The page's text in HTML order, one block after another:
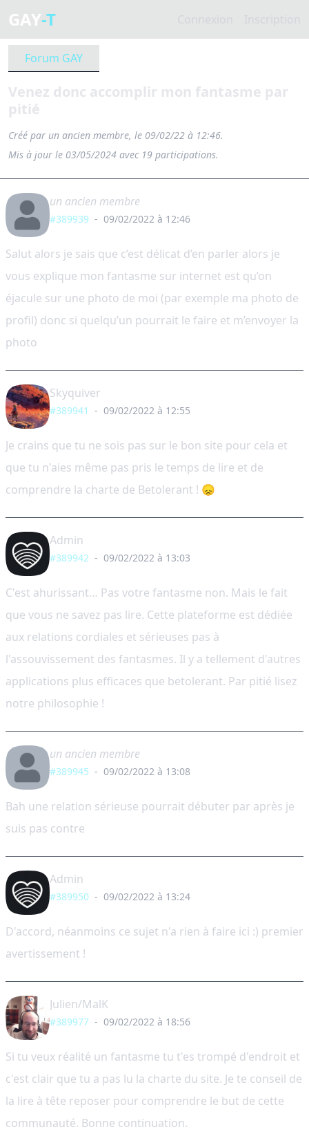
GAY-T
Forum GAY
Venez donc accomplir mon fantasme par
pitié
Créé par un ancien membre, le 09/02/22 à 12:46.
Mis à jour le 03/05/2024 avec 19 participations.
un ancien membre
#389939 - 09/02/2022 à 12:46
Salut alors je sais que c’est délicat d’en parler alors je
vous explique mon fantasme sur internet est qu’on
éjacule sur une photo de moi (par exemple ma photo de
profil) donc si quelqu’un pourrait le faire et m’envoyer la
photo
Skyquiver
#389941 - 09/02/2022 à 12:55
Je crains que tu ne sois pas sur le bon site pour cela et
que tu n'aies même pas pris le temps de lire et de
comprendre la charte de Betolerant ! 😞
Admin
#389942 - 09/02/2022 à 13:03
C'est ahurissant… Pas votre fantasme non. Mais le fait
que vous ne savez pas lire. Cette plateforme est dédiée
aux relations cordiales et sérieuses pas à
l'assouvissement des fantasmes. Il y a tellement d'autres
applications plus efficaces que betolerant. Par pitié lisez
notre philosophie !
un ancien membre
#389945 - 09/02/2022 à 13:08
Bah une relation sérieuse pourrait débuter par après je
suis pas contre
Admin
#389950 - 09/02/2022 à 13:24
D'accord, néanmoins ce sujet n'a rien à faire ici :) premier
avertissement !
Julien/MalK
#389977 - 09/02/2022 à 18:56
Si tu veux réalité un fantasme tu t'es trompé d'endroit et
c'est clair que tu a pas lu la charte du site. Je te conseil de
la lire à tête reposer pour comprendre le but de cette
communauté. Bonne continuation.